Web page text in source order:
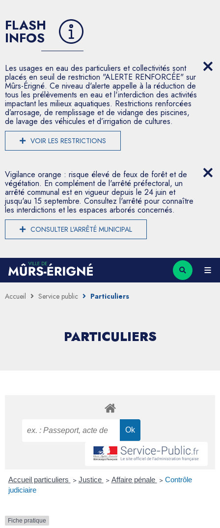
FLASH
INFOS
Les usages en eau des particuliers et collectivités sont
placés en seuil de restriction "ALERTE RENFORCÉE" sur
Mûrs-Érigné. Ce niveau d'alerte appelle à la réduction de
tous les prélèvements en eau et l'interdiction des activités
impactant les milieux aquatiques. Restrictions renforcées
d’arrosage, de remplissage et de vidange des piscines,
de lavage des véhicules et d’irrigation de cultures.
VOIR LES RESTRICTIONS
Vigilance orange : risque élevé de feux de forêt et de
végétation. En complément de l'arrêté préfectoral, un
arrêté communal est en vigueur depuis le 24 juin et
jusqu'au 15 septembre. Consultez l'arrêté pour connaître
les interdictions et les espaces arborés concernés.
CONSULTER L'ARRÊTÉ MUNICIPAL
Accueil Service public Particuliers
PARTICULIERS
Accueil particuliers > Justice > Affaire pénale > Contrôle
judiciaire
Fiche pratique